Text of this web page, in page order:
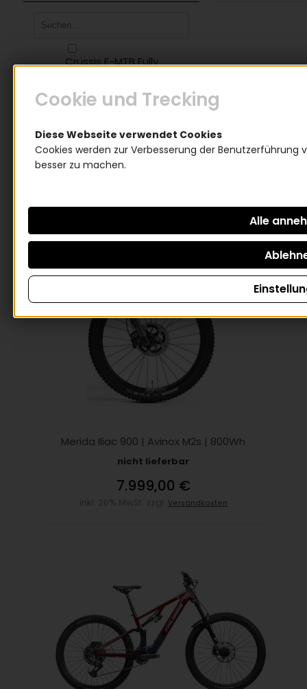
Crussis E-MTB Fully
Pedelec 150Nm
Merida E-MTB Fully
Pedelec 150Nm
Zurücksetzen
Merida Iliac 900 | Avinox M2s | 800Wh
nicht lieferbar
7.999,00 €
Versandkosten
Cookie und Trecking
Diese Webseite verwendet Cookies
Cookies werden zur Verbesserung der
besser zu machen.